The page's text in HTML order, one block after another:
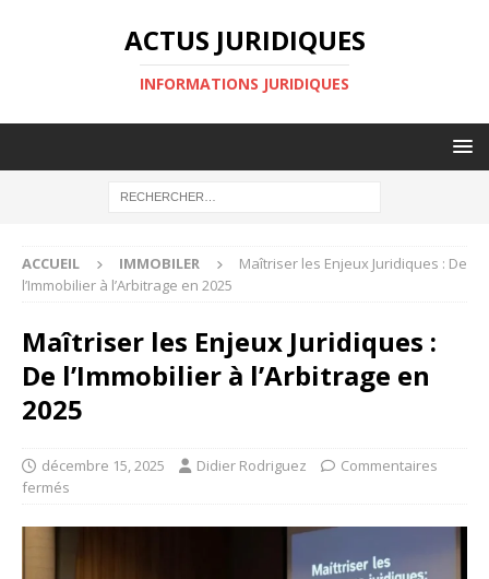
ACTUS JURIDIQUES
INFORMATIONS JURIDIQUES
ACCUEIL IMMOBILER
Maîtriser les Enjeux Juridiques : De
l’Immobilier à l’Arbitrage en 2025
Maîtriser les Enjeux Juridiques :
De l’Immobilier à l’Arbitrage en
2025
décembre 15, 2025 Didier Rodriguez
Commentaires
fermés